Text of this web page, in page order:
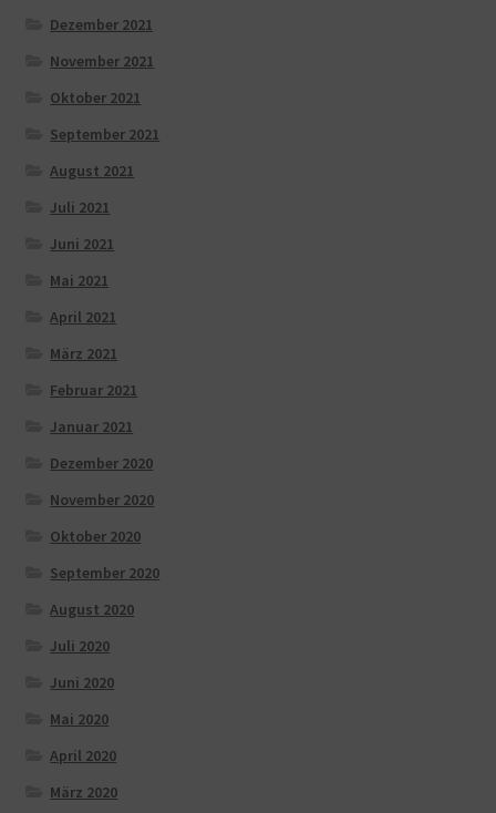
Dezember 2021
November 2021
Oktober 2021
September 2021
August 2021
Juli 2021
Juni 2021
Mai 2021
April 2021
März 2021
Februar 2021
Januar 2021
Dezember 2020
November 2020
Oktober 2020
September 2020
August 2020
Juli 2020
Juni 2020
Mai 2020
April 2020
März 2020